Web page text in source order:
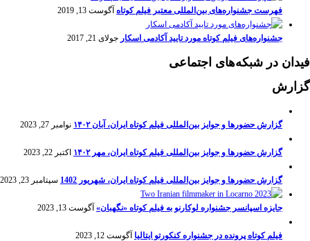
فهرست جشنواره‌های بین‌المللی معتبر فیلم کوتاه آگوست 13, 2019
جشنواره‌های فیلم کوتاه مورد تایید آکادمی اسکار جولای 21, 2017
فیدان در شبکه‌های اجتماعی
گزارش
گزارش حضورها و جوایز بین‌المللی فیلم کوتاه ایران، آبان ۱۴۰۲ نوامبر 27, 2023
گزارش حضورها و جوایز بین‌المللی فیلم کوتاه ایران، مهر ۱۴۰۲ اکتبر 22, 2023
گزارش حضورها و جوایز بین‌المللی فیلم کوتاه ایران، شهریور 1402 سپتامبر 23, 2023
جایزه اسپانسر جشنواره لوکارنو به فیلم کوتاه «نگهبان» آگوست 13, 2023
فیلم کوتاه پرونده در جشنواره کنکورتو ایتالیا آگوست 12, 2023